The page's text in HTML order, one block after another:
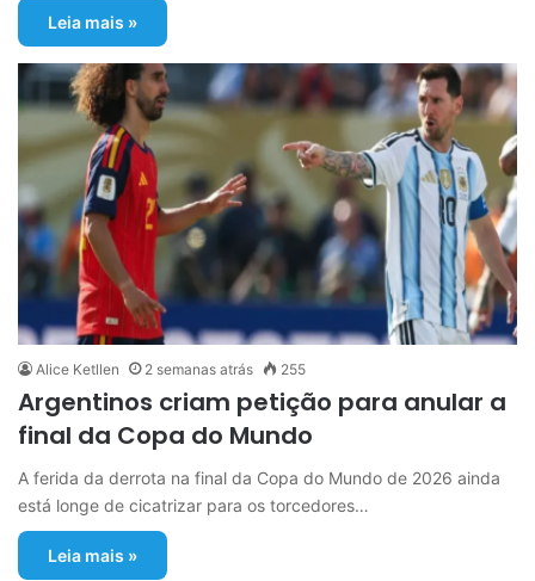
Leia mais »
Alice Ketllen 2 semanas atrás 255
Argentinos criam petição para anular a
final da Copa do Mundo
A ferida da derrota na final da Copa do Mundo de 2026 ainda
está longe de cicatrizar para os torcedores…
Leia mais »